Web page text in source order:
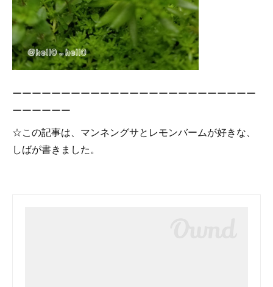
ーーーーーーーーーーーーーーーーーーーーーーーーー
ーーーーーー
☆この記事は、マンネングサとレモンバームが好きな、
しばが書きました。